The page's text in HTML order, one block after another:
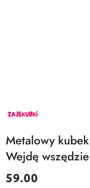
ZAJEKUBKI
Metalowy
Wejdę wszędzie
cena:
59.00